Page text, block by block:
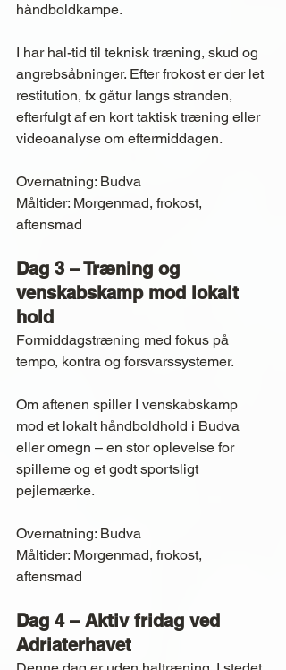
håndboldkampe.
I har hal-tid til teknisk træning, skud og
angrebsåbninger. Efter frokost er der let
restitution, fx gåtur langs stranden,
efterfulgt af en kort taktisk træning eller
videoanalyse om eftermiddagen.
Overnatning: Budva
Måltider: Morgenmad, frokost,
aftensmad
Dag 3 – Træning og
venskabskamp mod lokalt
hold
Formiddagstræning med fokus på
tempo, kontra og forsvarssystemer.
Om aftenen spiller I venskabskamp
mod et lokalt håndboldhold i Budva
eller omegn – en stor oplevelse for
spillerne og et godt sportsligt
pejlemærke.
Overnatning: Budva
Måltider: Morgenmad, frokost,
aftensmad
Dag 4 – Aktiv fridag ved
Adriaterhavet